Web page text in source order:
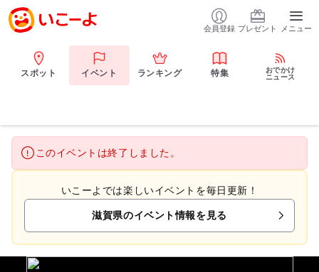
会員登録 プレゼント メニュー
スポット イベント ランキング 特集
おでかけ
ニュース
このイベントは終了しました。
いこーよでは楽しいイベントを毎日更新！
滋賀県のイベント情報を見る